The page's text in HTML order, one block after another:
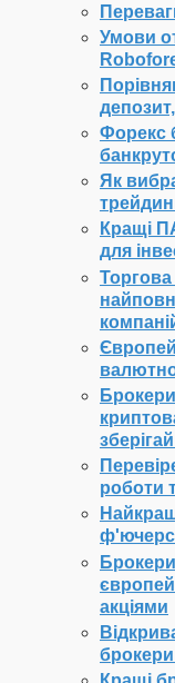
Умови
Форекс
Як
Кращі
для
роботи
акціями
брокери